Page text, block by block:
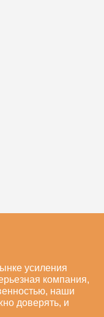
усиления
компания,
наши
доверять, и